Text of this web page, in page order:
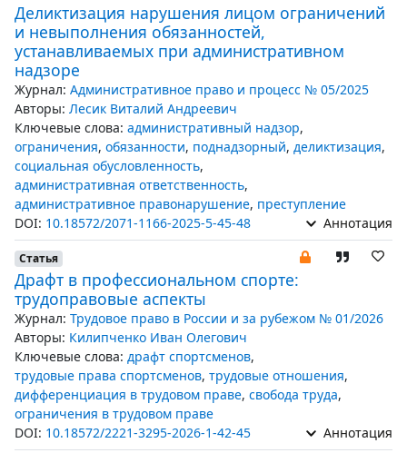
Деликтизация нарушения лицом ограничений
и невыполнения обязанностей,
устанавливаемых при административном
надзоре
Журнал: Административное право и процесс № 05/2025
Авторы: Лесик Виталий Андреевич
Ключевые слова: административный надзор,
ограничения, обязанности, поднадзорный, деликтизация,
социальная обусловленность,
административная ответственность,
административное правонарушение, преступление
DOI: 10.18572/2071-1166-2025-5-45-48 Аннотация
Статья
Драфт в профессиональном спорте:
трудоправовые аспекты
Журнал: Трудовое право в России и за рубежом № 01/2026
Авторы: Килипченко Иван Олегович
Ключевые слова: драфт спортсменов,
трудовые права спортсменов, трудовые отношения,
дифференциация в трудовом праве, свобода труда,
ограничения в трудовом праве
DOI: 10.18572/2221-3295-2026-1-42-45 Аннотация